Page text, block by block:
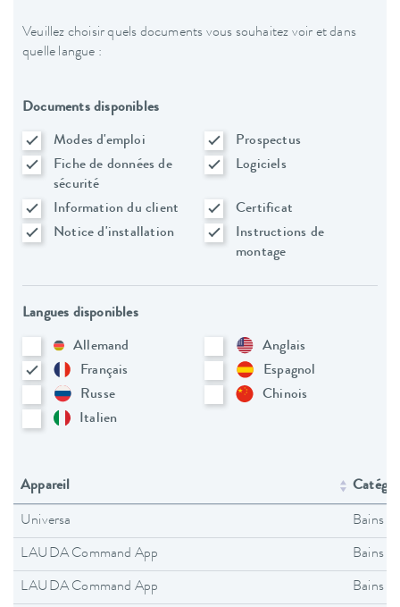
Veuillez choisir quels documents vous souhaitez voir et dans
quelle langue :
Documents disponibles
Modes d'emploi
Prospectus
Fiche de données de
sécurité
Logiciels
Information du client
Certificat
Notice d'installation
Instructions de
montage
Langues disponibles
Allemand
Anglais
Français
Espagnol
Russe
Chinois
Italien
Appareil
Universa Bains
LAUDA Command App Bains
LAUDA Command App Bains